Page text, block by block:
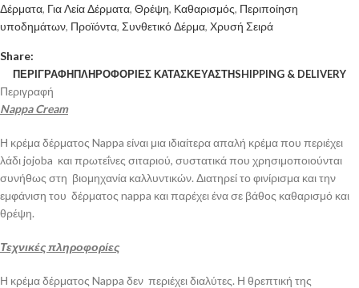
Δέρματα, Για Λεία Δέρματα, Θρέψη, Καθαρισμός, Περιποίηση
υποδημάτων, Προϊόντα, Συνθετικό Δέρμα, Χρυσή Σειρά
Share:
ΠΕΡΙΓΡΑΦΉΠΛΗΡΟΦΟΡΊΕΣ ΚΑΤΑΣΚΕΥΑΣΤΉSHIPPING & DELIVERY
Περιγραφή
Nappa Cream
Η κρέμα δέρματος Nappa είναι μια ιδιαίτερα απαλή κρέμα που περιέχει
λάδι jojoba και πρωτεΐνες σιταριού, συστατικά που χρησιμοποιούνται
συνήθως στη βιομηχανία καλλυντικών. Διατηρεί το φινίρισμα και την
εμφάνιση του δέρματος nappa και παρέχει ένα σε βάθος καθαρισμό και
θρέψη.
Τεχνικές πληροφορίες
Η κρέμα δέρματος Nappa δεν περιέχει διαλύτες. Η θρεπτική της